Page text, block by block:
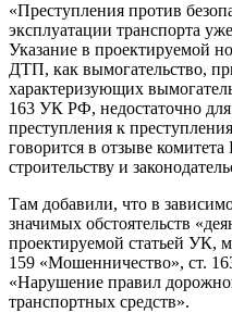
«Преступления против
эксплуатации транспорта
Указание в проектируемой
ДТП, как вымогательство,
характеризующих
163 УК РФ, недостаточно
преступления к
говорится в отзыве
строительству и
Там добавили, что в
значимых обстоятельств
проектируемой статьей УК,
159 «Мошенничество», ст.
«Нарушение правил
транспортных средств».